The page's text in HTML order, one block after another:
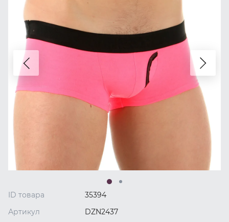
ID товара
35394
Артикул
DZN2437